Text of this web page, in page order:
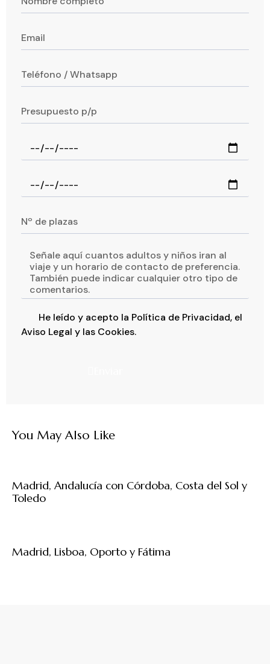
He leído y acepto la Política de Privacidad, el
Aviso Legal y las Cookies.
You May Also Like
Madrid, Andalucía con Córdoba, Costa del Sol y
Toledo
Madrid, Lisboa, Oporto y Fátima